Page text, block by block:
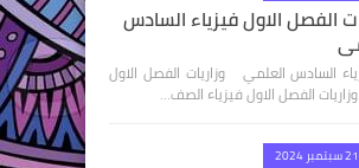
الفصل الاول فيزياء السادس
السادس العلمي وزاريات الفصل الاول
الفصل الاول فيزياء الصف…
21 سبتمبر 2024